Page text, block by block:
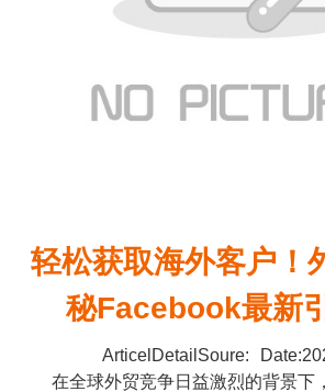
轻松获取海外客户！
秘Facebook最新
ArticelDetailSoure:
在全球外贸竞争日益激烈的背景下